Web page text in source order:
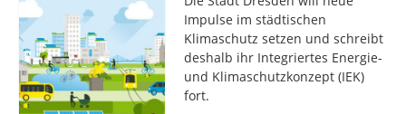
Impulse im städtischen
Klimaschutz setzen und schreibt
deshalb ihr Integriertes Energie-
und Klimaschutzkonzept (IEK)
fort.